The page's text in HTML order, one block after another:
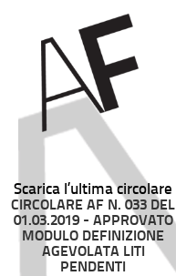
Scarica l’ultima circolare
CIRCOLARE AF N. 033 DEL
01.03.2019 - APPROVATO
MODULO DEFINIZIONE
AGEVOLATA LITI
PENDENTI